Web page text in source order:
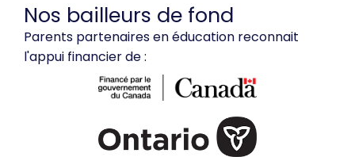
Nos bailleurs de fond
Parents partenaires en éducation reconnait
l'appui financier de :